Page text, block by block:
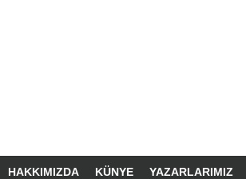
HAKKIMIZDA KÜNYE YAZARLARIMIZ